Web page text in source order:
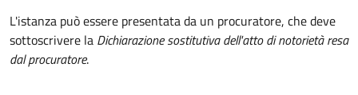
L'istanza può essere presentata da un procuratore, che deve
sottoscrivere la Dichiarazione sostitutiva dell'atto di notorietà resa
dal procuratore.